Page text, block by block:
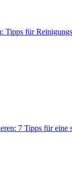
Tipps für
7 Tipps für eine